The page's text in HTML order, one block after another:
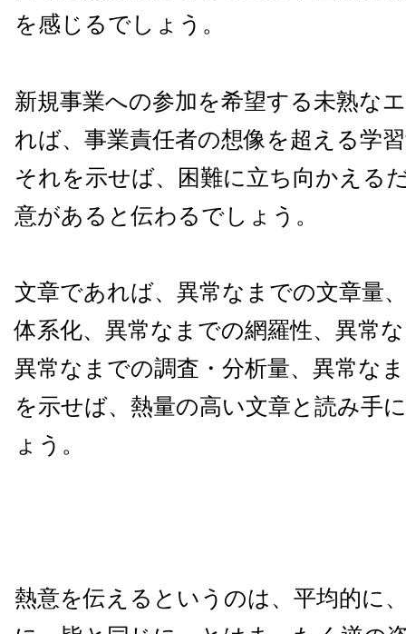
を感じるでしょう。
新規事業への参加を希望する未熟な
れば、事業責任者の想像を超える学
それを示せば、困難に立ち向かえる
意があると伝わるでしょう。
文章であれば、異常なまでの文章量
体系化、異常なまでの網羅性、異常
異常なまでの調査・分析量、異常な
を示せば、熱量の高い文章と読み手
ょう。
熱意を伝えるというのは、平均的に